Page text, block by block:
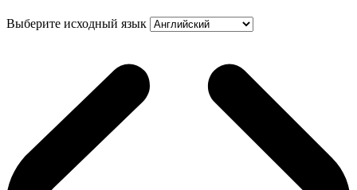
Выберите исходный язык